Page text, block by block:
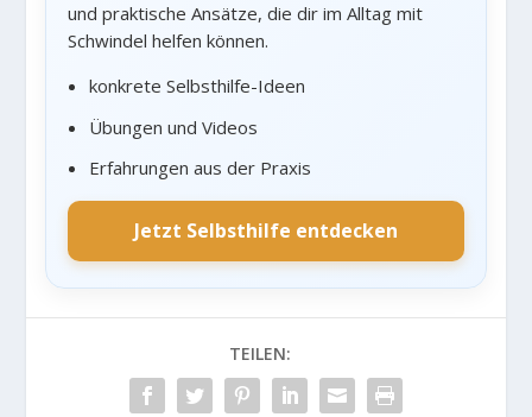
und praktische Ansätze, die dir im Alltag mit
Schwindel helfen können.
konkrete Selbsthilfe-Ideen
Übungen und Videos
Erfahrungen aus der Praxis
Jetzt Selbsthilfe entdecken
TEILEN: